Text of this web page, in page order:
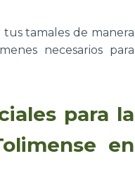
tamales de manera
necesarios para
para la
en